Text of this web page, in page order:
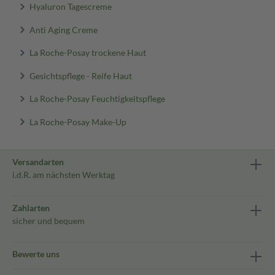
Hyaluron Tagescreme
Anti Aging Creme
La Roche-Posay trockene Haut
Gesichtspflege - Reife Haut
La Roche-Posay Feuchtigkeitspflege
La Roche-Posay Make-Up
Versandarten
i.d.R. am nächsten Werktag
Zahlarten
sicher und bequem
Bewerte uns